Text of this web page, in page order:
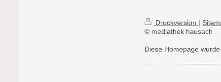
Druckversion
© mediathek hausach
Diese Homepage